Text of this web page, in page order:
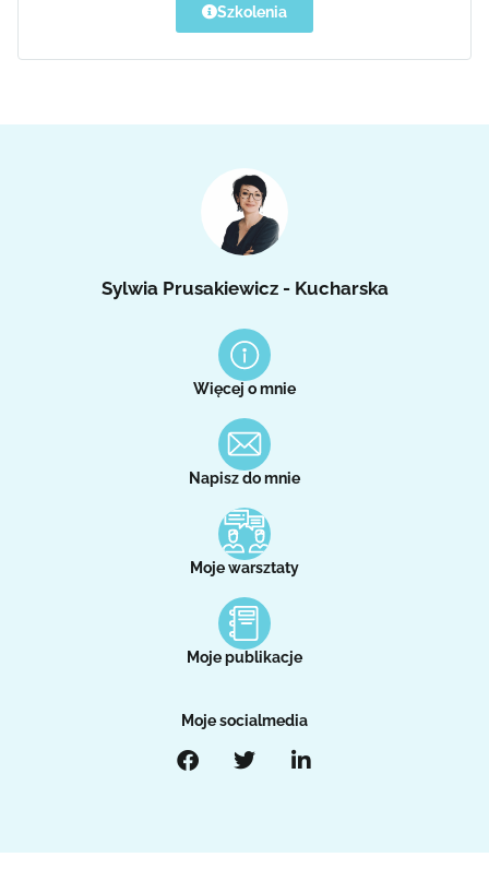
Szkolenia
Sylwia Prusakiewicz - Kucharska
Więcej o mnie
Napisz do mnie
Moje warsztaty
Moje publikacje
Moje socialmedia